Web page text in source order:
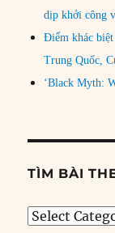
dịp khởi công
Điểm khác
Trung Quốc,
‘Black Myth:
TÌM BÀI
Tìm